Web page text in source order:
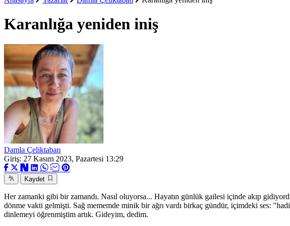
Karanlığa yeniden iniş
Damla Çeliktaban
Giriş: 27 Kasım 2023, Pazartesi 13:29
Kaydet
Her zamanki gibi bir zamandı. Nasıl oluyorsa... Hayatın günlük gailesi içinde akıp
dönme vakti gelmişti. Sağ mememde minik bir ağrı vardı birkaç gündür, içimdeki ses:
dinlemeyi öğrenmiştim artık. Gideyim, dedim.